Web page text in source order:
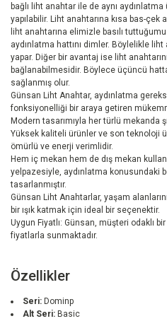
bağlı liht anahtar ile de aynı
yapılabilir. Liht anahtarına kısa bas-çek
liht anahtarına elimizle basılı
aydınlatma hattını dimler. Böylelikle
yapar. Diğer bir avantaj ise liht
bağlanabilmesidir. Böylece üçüncü
sağlanmış olur.
Günsan Liht Anahtar, aydınlatma
fonksiyonelliği bir araya getiren
Modern tasarımıyla her türlü mekanda
Yüksek kaliteli ürünler ve son teknoloji
ömürlü ve enerji verimlidir.
Hem iç mekan hem de dış mekan
yelpazesiyle, aydınlatma konusundaki
tasarlanmıştır.
Günsan Liht Anahtarlar, yaşam
bir ışık katmak için ideal bir seçenektir.
Uygun Fiyatlı: Günsan, müşteri odaklı
fiyatlarla sunmaktadır.
Özellikler
Seri: Dominp
Alt Seri: Basic